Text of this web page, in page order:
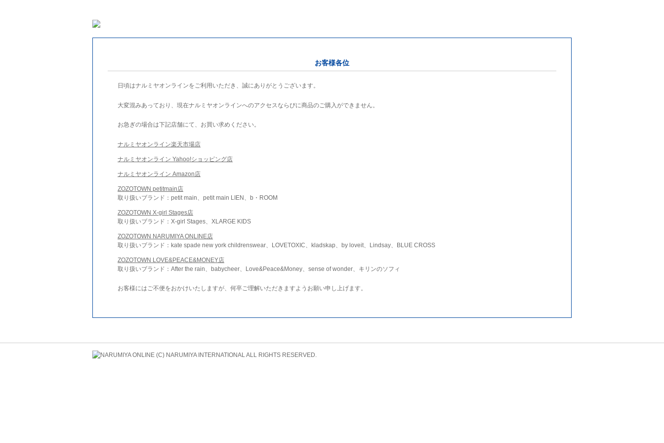
お客様各位
日頃はナルミヤオンラインをご利用いただき、誠にありがとうございます。
大変混みあっており、現在ナルミヤオンラインへのアクセスならびに商品のご購入ができません。
お急ぎの場合は下記店舗にて、お買い求めください。
ナルミヤオンライン楽天市場店
ナルミヤオンライン Yahoo!ショッピング店
ナルミヤオンライン Amazon店
ZOZOTOWN petitmain店
取り扱いブランド：petit main、petit main LIEN、b・ROOM
ZOZOTOWN X-girl Stages店
取り扱いブランド：X-girl Stages、XLARGE KIDS
ZOZOTOWN NARUMIYA ONLINE店
取り扱いブランド：kate spade new york childrenswear、LOVETOXIC、kladskap、by loveit、Lindsay、BLUE CROSS
ZOZOTOWN LOVE&PEACE&MONEY店
取り扱いブランド：After the rain、babycheer、Love&Peace&Money、sense of wonder、キリンのソフィ
お客様にはご不便をおかけいたしますが、何卒ご理解いただきますようお願い申し上げます。